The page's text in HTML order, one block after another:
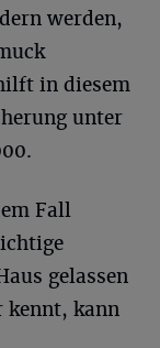
werden,
in diesem
unter
Fall
gelassen
kennt, kann